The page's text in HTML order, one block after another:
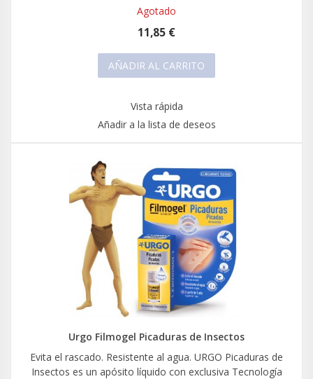
Agotado
11,85 €
AÑADIR AL CARRITO
Vista rápida
Añadir a la lista de deseos
Urgo Filmogel Picaduras de Insectos
Evita el rascado. Resistente al agua. URGO Picaduras de
Insectos es un apósito líquido con exclusiva Tecnología